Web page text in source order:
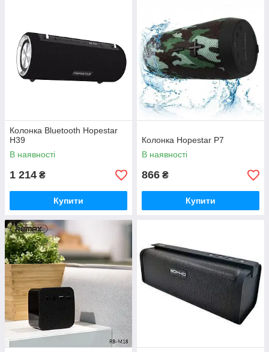
Колонка Bluetooth Hopestar
H39
В наявності
1 214 ₴
Купити
Колонка Hopestar P7
В наявності
866 ₴
Купити